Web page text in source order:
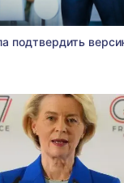
подтвердить